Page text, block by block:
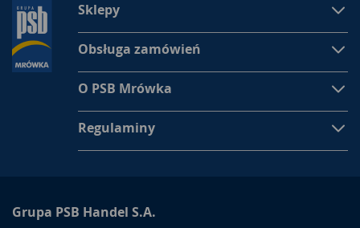
Sklepy
Obsługa zamówień
O PSB Mrówka
Regulaminy
Grupa PSB Handel S.A.